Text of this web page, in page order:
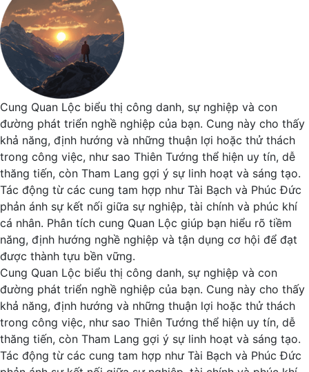
Cung Quan Lộc biểu thị công danh, sự nghiệp và con
đường phát triển nghề nghiệp của bạn. Cung này cho thấy
khả năng, định hướng và những thuận lợi hoặc thử thách
trong công việc, như sao Thiên Tướng thể hiện uy tín, dễ
thăng tiến, còn Tham Lang gợi ý sự linh hoạt và sáng tạo.
Tác động từ các cung tam hợp như Tài Bạch và Phúc Đức
phản ánh sự kết nối giữa sự nghiệp, tài chính và phúc khí
cá nhân. Phân tích cung Quan Lộc giúp bạn hiểu rõ tiềm
năng, định hướng nghề nghiệp và tận dụng cơ hội để đạt
được thành tựu bền vững.
Cung Quan Lộc biểu thị công danh, sự nghiệp và con
đường phát triển nghề nghiệp của bạn. Cung này cho thấy
khả năng, định hướng và những thuận lợi hoặc thử thách
trong công việc, như sao Thiên Tướng thể hiện uy tín, dễ
thăng tiến, còn Tham Lang gợi ý sự linh hoạt và sáng tạo.
Tác động từ các cung tam hợp như Tài Bạch và Phúc Đức